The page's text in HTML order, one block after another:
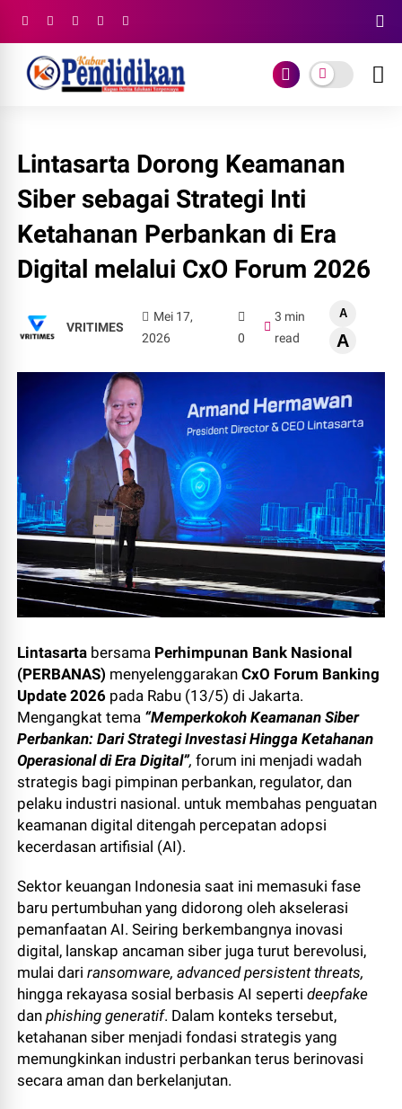
Lintasarta Dorong Keamanan
Siber sebagai Strategi Inti
Ketahanan Perbankan di Era
Digital melalui CxO Forum 2026
VRITIMES
Mei 17,
2026
0
3 min
read
A
A
Lintasarta bersama Perhimpunan Bank Nasional
(PERBANAS) menyelenggarakanCxO Forum Banking
Update 2026 pada Rabu (13/5) di Jakarta.
Mengangkat tema “Memperkokoh Keamanan Siber
Perbankan: Dari Strategi Investasi Hingga Ketahanan
Operasional di Era Digital”,forum ini menjadi wadah
strategis bagi pimpinan perbankan, regulator, dan
pelaku industri nasional. untuk membahas penguatan
keamanan digital ditengah percepatan adopsi
kecerdasan artifisial (AI).
Sektor keuangan Indonesia saat ini memasuki fase
baru pertumbuhan yang didorong oleh akselerasi
pemanfaatan AI. Seiring berkembangnya inovasi
digital, lanskap ancaman siber juga turut berevolusi,
mulai dariransomware, advanced persistent threats,
hingga rekayasa sosial berbasis AI sepertideepfake
danphishing generatif. Dalam konteks tersebut,
ketahanan siber menjadi fondasi strategis yang
memungkinkan industri perbankan terus berinovasi
secara aman dan berkelanjutan.